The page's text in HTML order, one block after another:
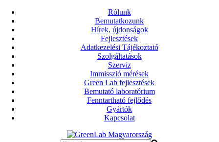
Rólunk
Bemutatkozunk
Hírek, újdonságok
Fejlesztések
Adatkezelési Tájékoztató
Szolgáltatások
Szerviz
Immisszió mérések
Green Lab fejlesztések
Bemutató laboratórium
Fenntartható fejlődés
Gyártók
Kapcsolat